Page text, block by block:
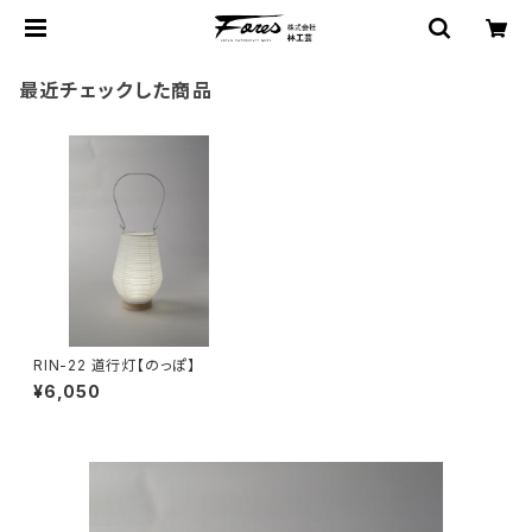
最近チェックした商品
RIN-22 道行灯【のっぽ】
¥6,050